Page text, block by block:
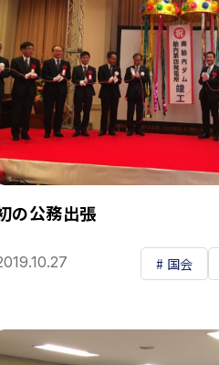
の公務出張
国会